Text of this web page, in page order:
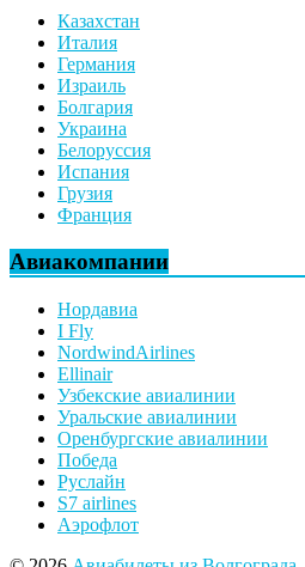
Казахстан
Италия
Германия
Израиль
Болгария
Украина
Белоруссия
Испания
Грузия
Франция
Авиакомпании
Нордавиа
I Fly
NordwindAirlines
Ellinair
Узбекские авиалинии
Уральские авиалинии
Оренбургские авиалинии
Победа
Руслайн
S7 airlines
Аэрофлот